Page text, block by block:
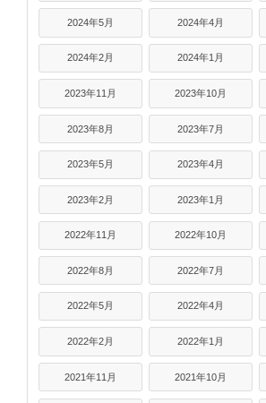
2024年5月 2024年4月
2024年2月 2024年1月
2023年11月 2023年10月
2023年8月 2023年7月
2023年5月 2023年4月
2023年2月 2023年1月
2022年11月 2022年10月
2022年8月 2022年7月
2022年5月 2022年4月
2022年2月 2022年1月
2021年11月 2021年10月